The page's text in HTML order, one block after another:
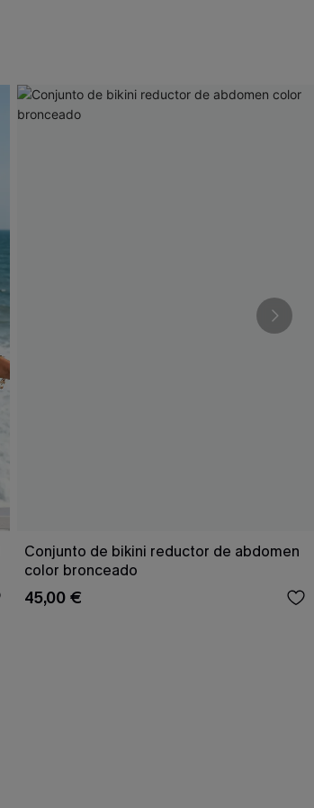
Conjunto de bikini reductor de abdomen
color bronceado
45,00 €